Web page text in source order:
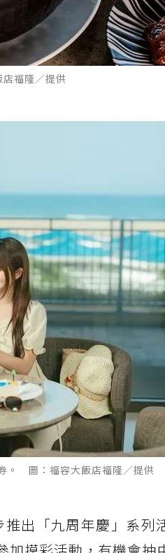
福隆／提供
。 圖：福容大飯店福隆／提供
推出「九周年慶」系列